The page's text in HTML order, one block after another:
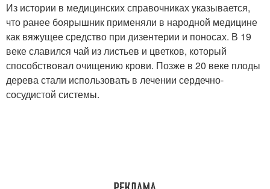
Из истории в медицинских справочниках указывается,
что ранее боярышник применяли в народной медицине
как вяжущее средство при дизентерии и поносах. В 19
веке славился чай из листьев и цветков, который
способствовал очищению крови. Позже в 20 веке плоды
дерева стали использовать в лечении сердечно-
сосудистой системы.